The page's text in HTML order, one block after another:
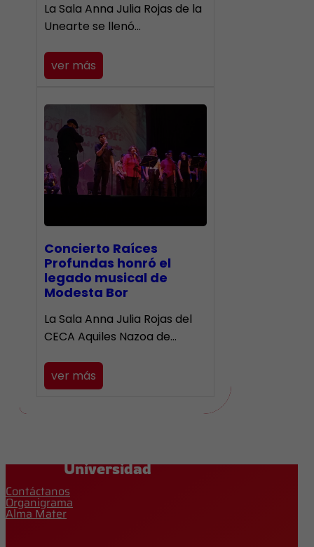
​La Sala Anna Julia Rojas de la
Unearte se llenó…
ver más
​Concierto Raíces
Profundas honró el
legado musical de
Modesta Bor
La Sala Anna Julia Rojas del
CECA Aquiles Nazoa de…
ver más
Universidad
Contáctanos
Organigrama
Alma Mater